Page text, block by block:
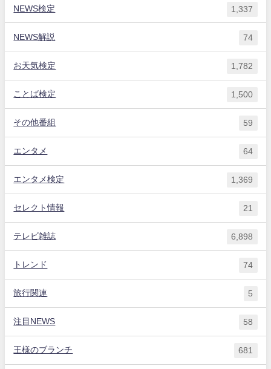
NEWS検定 1,337
NEWS解説 74
お天気検定 1,782
ことば検定 1,500
その他番組 59
エンタメ 64
エンタメ検定 1,369
セレクト情報 21
テレビ雑誌 6,898
トレンド 74
旅行関連 5
注目NEWS 58
王様のブランチ 681